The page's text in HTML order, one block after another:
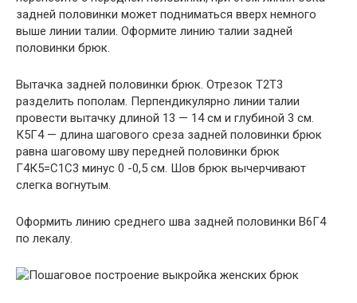
задней половинки может подниматься вверх немного
выше линии талии. Оформите линию талии задней
половинки брюк.
Вытачка задней половинки брюк. Отрезок Т2Т3
разделить пополам. Перпендикулярно линии талии
провести вытачку длиной 13 — 14 см и глубиной 3 см.
К5Г4 — длина шагового среза задней половинки брюк
равна шаговому шву передней половинки брюк
Г4К5=C1С3 минус 0 -0,5 см. Шов брюк вычерчивают
слегка вогнутым.
Оформить линию среднего шва задней половинки В6Г4
по лекалу.